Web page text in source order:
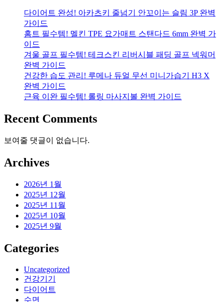
다이어트 완성! 아카츠키 줄넘기 안꼬이는 슬림 3P 완벽
가이드
홈트 필수템! 멜킨 TPE 요가매트 스탠다드 6mm 완벽 가
이드
겨울 골프 필수템! 테크스킨 리버시블 패딩 골프 넥워머
완벽 가이드
건강한 습도 관리! 루메나 듀얼 무선 미니가습기 H3 X
완벽 가이드
근육 이완 필수템! 롤링 마사지볼 완벽 가이드
Recent Comments
보여줄 댓글이 없습니다.
Archives
2026년 1월
2025년 12월
2025년 11월
2025년 10월
2025년 9월
Categories
Uncategorized
건강기기
다이어트
수면